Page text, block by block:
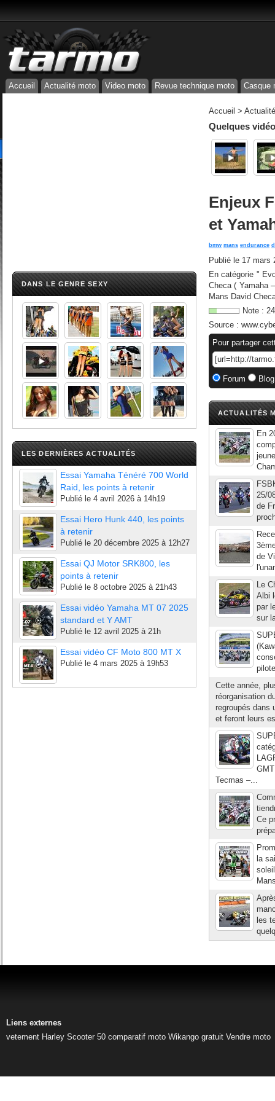
Accueil Actualité moto Video moto Revue technique moto Casque
DANS LE GENRE SEXY
LES DERNIÈRES ACTUALITÉS
Essai Yamaha Ténéré 700 World
Raid, les points à retenir
Publié le 4 avril 2026 à 14h19
Essai Hero Hunk 440, les points
à retenir
Publié le 20 décembre 2025 à 12h27
Essai QJ Motor SRK800, les
points à retenir
Publié le 8 octobre 2025 à 21h43
Essai vidéo Yamaha MT 07 2025
standard et Y AMT
Publié le 12 avril 2025 à 21h
Essai vidéo CF Moto 800 MT X
Publié le 4 mars 2025 à 19h53
Accueil >
Quelques
Enjeux
et
bmw mans endurance
Publié le 17 mars
En catégorie "
Checa ( Yamaha
Mans David
Note : 24
Source :
Pour partager
Forum
ACTUALITÉS
En
25/
de
de
Le
Albi
par
sur
Cette année,
réorganisation
regroupés dans
et feront leurs
Tecmas –...
Ce
la
les
Liens externes
vetement Harley Scooter 50 comparatif moto Wikango gratuit Vendre moto